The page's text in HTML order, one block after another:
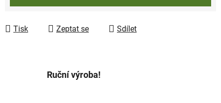
Tisk Zeptat se Sdílet
Ruční výroba!